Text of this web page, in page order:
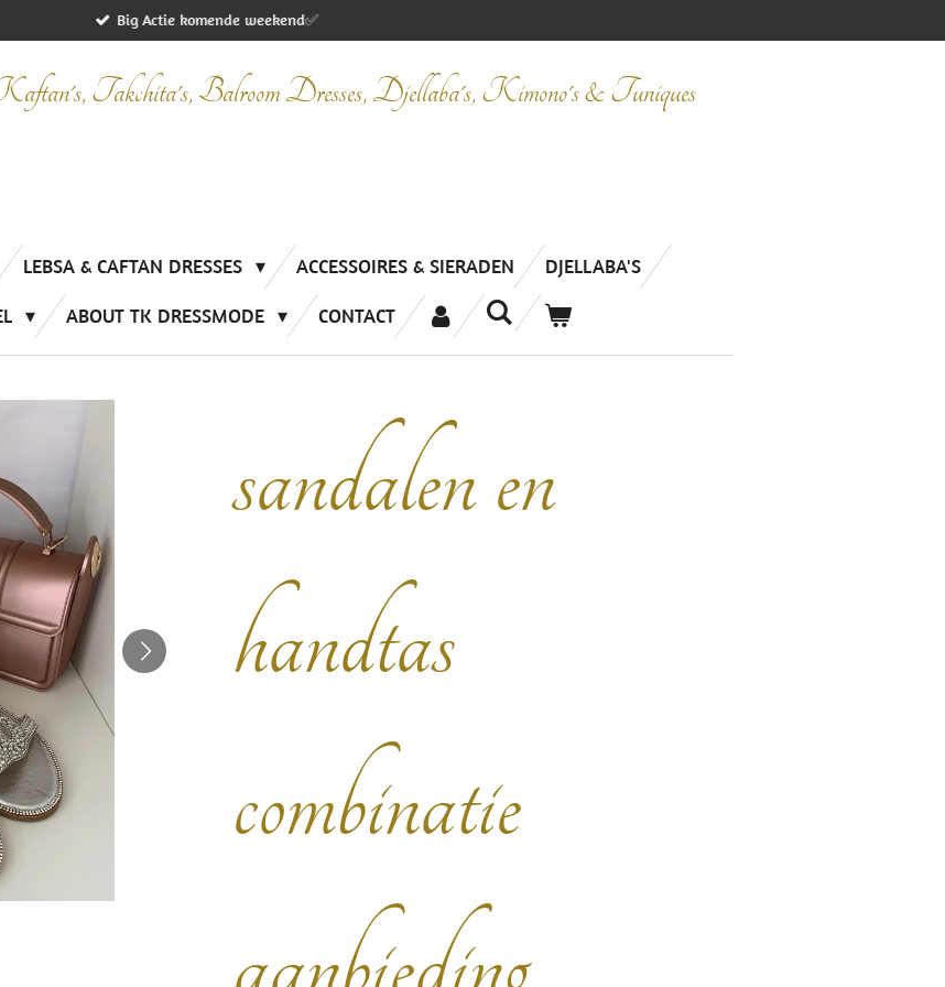
Big Actie komende weekend✅
Takchita's, Balroom Dresses, Djellaba's, Kimono's & Tuniques
LEBSA & CAFTAN DRESSES ACCESSOIRES & SIERADEN
DJELLABA'S
ABOUT TK DRESSMODE CONTACT
sandalen en
handtas
combinatie